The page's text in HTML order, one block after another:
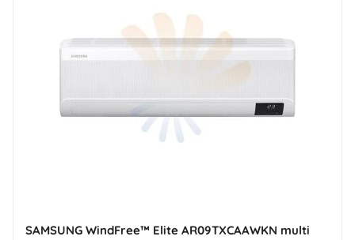
SAMSUNG WindFree™ Elite AR09TXCAAWKN multi